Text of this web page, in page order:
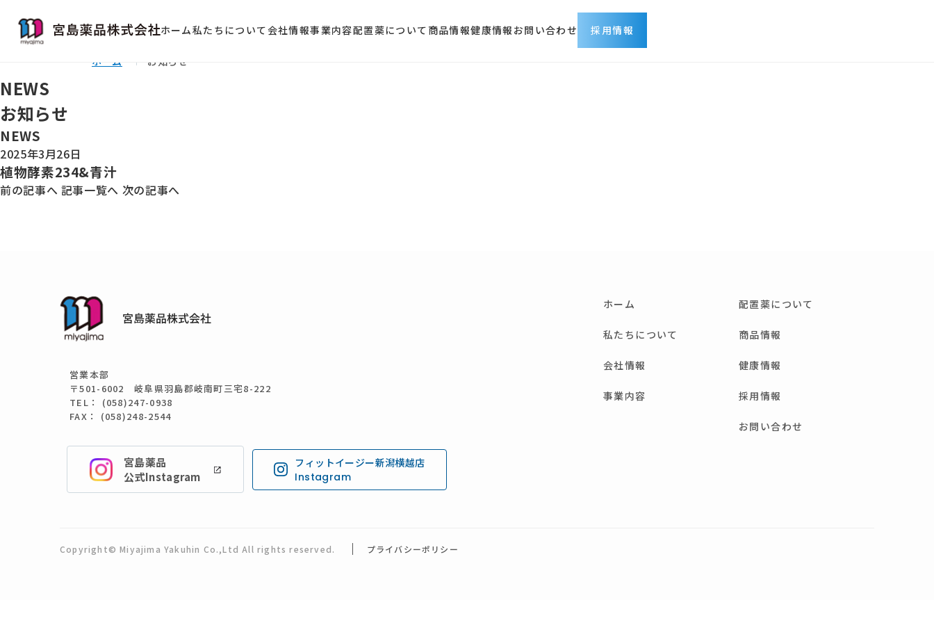
ホーム私たちについて会社情報事業内容配置薬について 商品情報健康情報 お問い合わせ 採用情報
ホーム お知らせ
NEWS
お知らせ
NEWS
2025年3月26日
植物酵素234&青汁
前の記事へ 記事一覧へ 次の記事へ
営業本部
〒501-6002 岐阜県羽島郡岐南町三宅8-222
TEL： (058)247-0938
FAX： (058)248-2544
ホーム
私たちについて
会社情報
事業内容
配置薬について
商品情報
健康情報
採用情報
お問い合わせ
宮島薬品
公式Instagram
フィットイージー新潟横越店
Instagram
Copyright© Miyajima Yakuhin Co.,Ltd All rights reserved. プライバシーポリシー